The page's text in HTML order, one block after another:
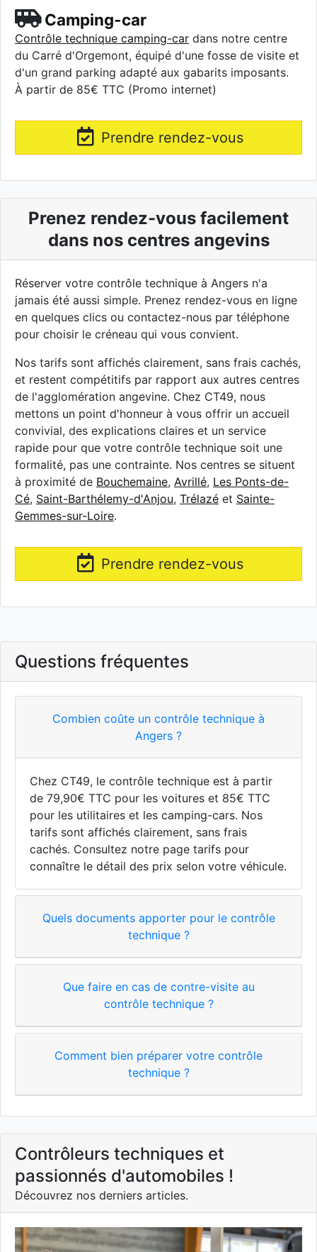
Camping-car
Contrôle technique camping-car dans notre centre
du Carré d'Orgemont, équipé d'une fosse de visite et
d'un grand parking adapté aux gabarits imposants.
À partir de 85€ TTC (Promo internet)
Prendre rendez-vous
Prenez rendez-vous facilement
dans nos centres angevins
Réserver votre contrôle technique à Angers n'a
jamais été aussi simple. Prenez rendez-vous en ligne
en quelques clics ou contactez-nous par téléphone
pour choisir le créneau qui vous convient.
Nos tarifs sont affichés clairement, sans frais cachés,
et restent compétitifs par rapport aux autres centres
de l'agglomération angevine. Chez CT49, nous
mettons un point d'honneur à vous offrir un accueil
convivial, des explications claires et un service
rapide pour que votre contrôle technique soit une
formalité, pas une contrainte. Nos centres se situent
à proximité de Bouchemaine, Avrillé, Les Ponts-de-
Cé, Saint-Barthélemy-d'Anjou, Trélazé et Sainte-
Gemmes-sur-Loire.
Prendre rendez-vous
Questions fréquentes
Combien coûte un contrôle technique à
Angers ?
Chez CT49, le contrôle technique est à partir
de 79,90€ TTC pour les voitures et 85€ TTC
pour les utilitaires et les camping-cars. Nos
tarifs sont affichés clairement, sans frais
cachés. Consultez notre page tarifs pour
connaître le détail des prix selon votre véhicule.
Quels documents apporter pour le contrôle
technique ?
Que faire en cas de contre-visite au
contrôle technique ?
Comment bien préparer votre contrôle
technique ?
Contrôleurs techniques et
passionnés d'automobiles !
Découvrez nos derniers articles.